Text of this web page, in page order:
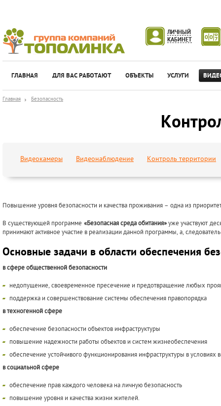
ЛИЧНЫЙ
КАБИНЕТ
ГЛАВНАЯ ДЛЯ ВАС РАБОТАЮТ ОБЪЕКТЫ УСЛУГИ
Главная Безопасность
Видеокамеры Видеонаблюдение Контроль территории
Повышение уровня безопасности и качества проживания – одна из
В существующей программе «Безопасная среда обитания»уже участвуют
принимают активное участие в реализации данной программы, а,
Основные задачи в области обеспечения
в сфере общественной безопасности
недопущение, своевременное пресечение и предотвращение любых
поддержка и совершенствование системы обеспечения правопорядка
в техногенной сфере
обеспечение безопасности объектов инфраструктуры
повышение надежности работы объектов и систем жизнеобеспечения
обеспечение устойчивого функционирования инфраструктуры в условиях
в социальной сфере
обеспечение прав каждого человека на личную безопасность
повышение уровня и качества жизни жителей.